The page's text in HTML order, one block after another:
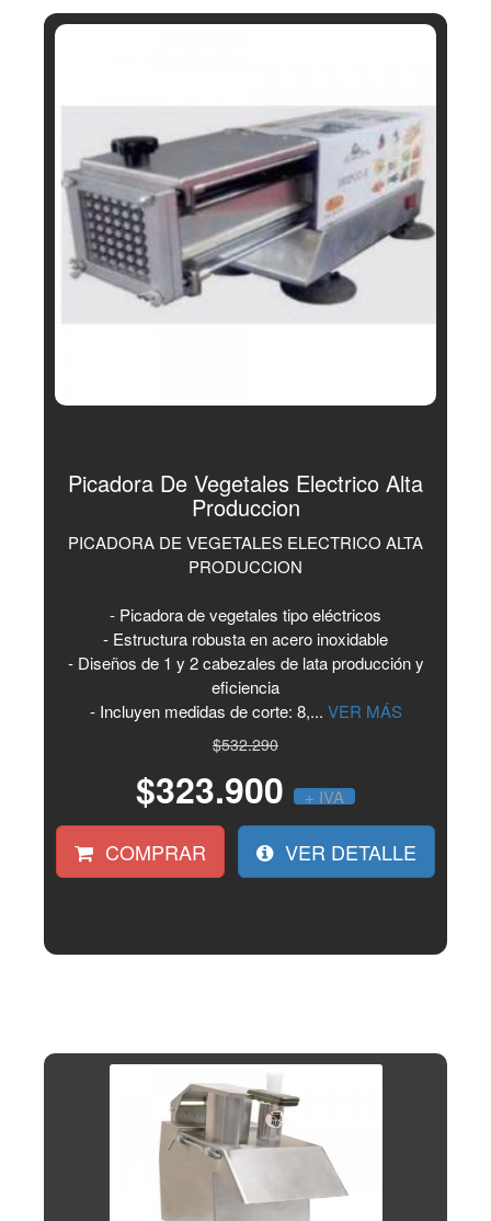
Picadora De Vegetales Electrico Alta
Produccion
PICADORA DE VEGETALES ELECTRICO ALTA
PRODUCCION
- Picadora de vegetales tipo eléctricos
- Estructura robusta en acero inoxidable
- Diseños de 1 y 2 cabezales de lata producción y
eficiencia
- Incluyen medidas de corte: 8,... VER MÁS
$532.290
$323.900 + IVA
COMPRAR VER DETALLE